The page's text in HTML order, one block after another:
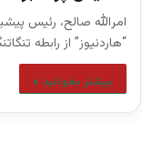
امرالله صالح، رئیس
“هاردنیوز” از رابطه
بیشتر بخوانید »